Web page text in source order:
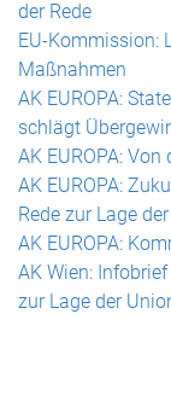
der Rede
EU-Kommission:
Maßnahmen
AK EUROPA:
schlägt
AK EUROPA:
AK EUROPA:
Rede zur Lage
AK EUROPA:
AK Wien:
zur Lage der